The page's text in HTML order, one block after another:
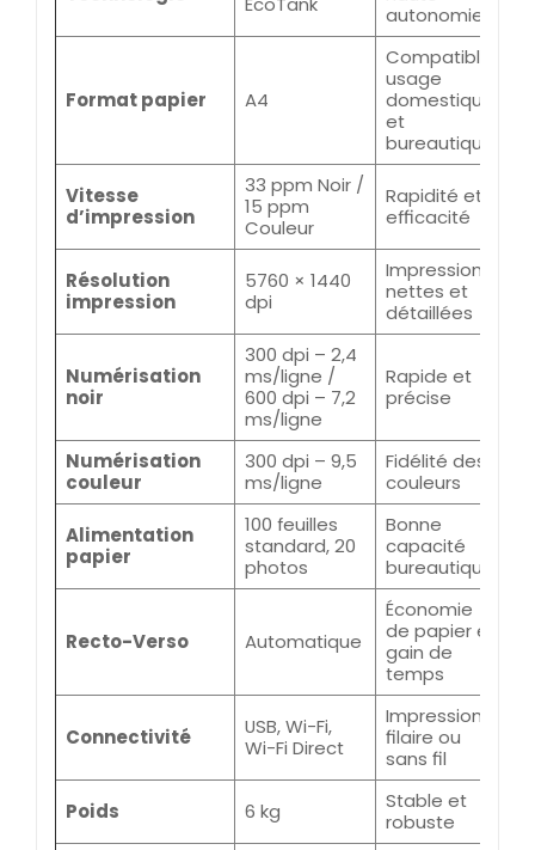
autonomie
Format papier A4
Compatible
usage
domestique
et
bureautique
Vitesse
d’impression
33 ppm Noir /
15 ppm
Couleur
Rapidité et
efficacité
Résolution
impression
5760 × 1440
dpi
Impressions
nettes et
détaillées
Numérisation
noir
300 dpi – 2,4
ms/ligne /
600 dpi – 7,2
ms/ligne
Rapide et
précise
Numérisation
couleur
300 dpi – 9,5
ms/ligne
Fidélité des
couleurs
Alimentation
papier
100 feuilles
standard, 20
photos
Bonne
capacité
bureautique
Recto-Verso Automatique
Économie
de papier et
gain de
temps
Connectivité
USB, Wi-Fi,
Wi-Fi Direct
Impression
filaire ou
sans fil
Poids 6 kg
Stable et
robuste